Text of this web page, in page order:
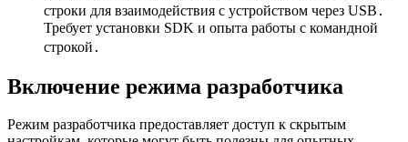
строки для взаимодействия с устройством через USB․
Требует установки SDK и опыта работы с командной
строкой․
Включение режима разработчика
Режим разработчика предоставляет доступ к скрытым